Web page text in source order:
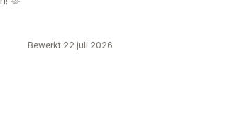
Bewerkt 22 juli 2026